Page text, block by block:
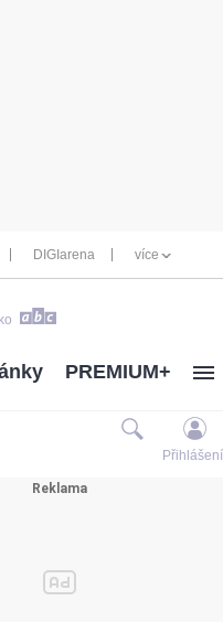
DIGIarena více
PREMIUM+
Přihlášení